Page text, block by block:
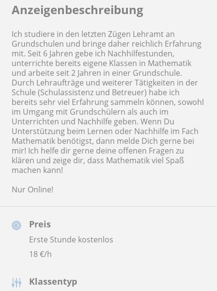
Preis
Erste Stunde kostenlos
18€/h
Klassentyp
Anzeigenbeschreibung
Ich studiere in den letzten Zügen Lehramt an
Grundschulen und bringe daher reichlich Erfahrung
mit. Seit 6 Jahren gebe ich Nachhilfestunden,
unterrichte bereits eigene Klassen in Mathematik
und arbeite seit 2 Jahren in einer Grundschule.
Durch Lehraufträge und weiterer Tätigkeiten in der
Schule (Schulassistenz und Betreuer) habe ich
bereits sehr viel Erfahrung sammeln können, sowohl
im Umgang mit Grundschülern als auch im
Unterrichten und Nachhilfe geben. Wenn Du
Unterstützung beim Lernen oder Nachhilfe im Fach
Mathematik benötigst, dann melde Dich gerne bei
mir! Ich helfe dir gerne deine offenen Fragen zu
klären und zeige dir, dass Mathematik viel Spaß
machen kann!
Nur Online!